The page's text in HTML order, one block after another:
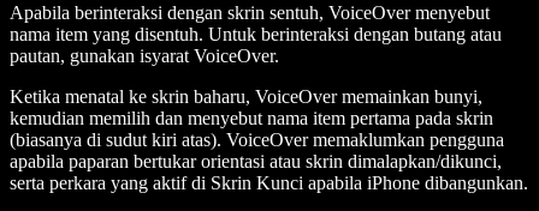
Apabila berinteraksi dengan skrin sentuh, VoiceOver menyebut
nama item yang disentuh. Untuk berinteraksi dengan butang atau
pautan, gunakan isyarat VoiceOver.
Ketika menatal ke skrin baharu, VoiceOver memainkan bunyi,
kemudian memilih dan menyebut nama item pertama pada skrin
(biasanya di sudut kiri atas). VoiceOver memaklumkan pengguna
apabila paparan bertukar orientasi atau skrin dimalapkan/dikunci,
serta perkara yang aktif di Skrin Kunci apabila iPhone dibangunkan.